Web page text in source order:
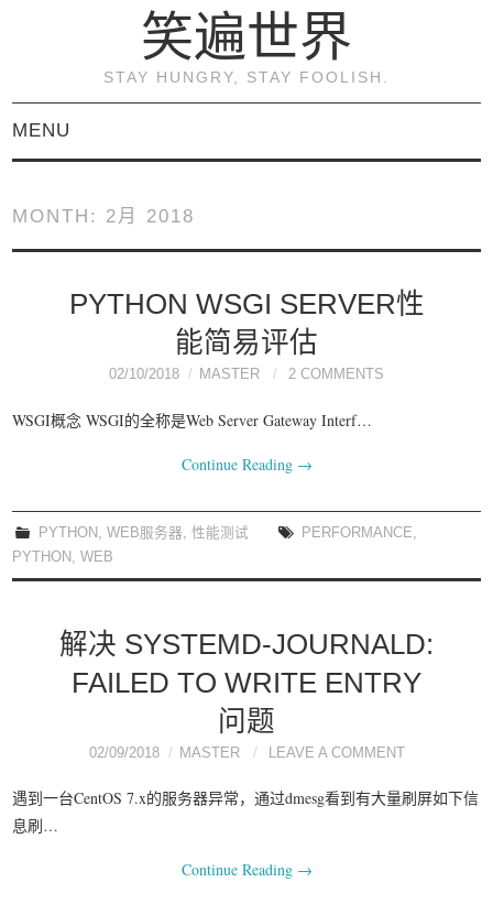
笑遍世界
STAY HUNGRY, STAY FOOLISH.
MENU
（连载）
《KVM虚拟化技术：实
战与原理解析》
MONTH: 2月 2018
PYTHON WSGI SERVER性
能简易评估
02/10/2018 MASTER 2 COMMENTS
WSGI概念 WSGI的全称是Web Server Gateway Interf…
Continue Reading →
PYTHON ,WEB服务器 ,性能测试 PERFORMANCE
PYTHON
,WEB
解决 SYSTEMD-JOURNALD:
FAILED TO WRITE ENTRY
问题
02/09/2018 MASTER LEAVE A COMMENT
遇到一台CentOS 7.x的服务器异常，通过dmesg看到有大量刷屏如下信
息刷…
Continue Reading →